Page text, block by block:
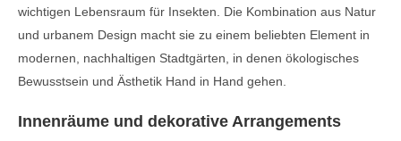
wichtigen Lebensraum für Insekten. Die Kombination aus Natur
und urbanem Design macht sie zu einem beliebten Element in
modernen, nachhaltigen Stadtgärten, in denen ökologisches
Bewusstsein und Ästhetik Hand in Hand gehen.
Innenräume und dekorative Arrangements